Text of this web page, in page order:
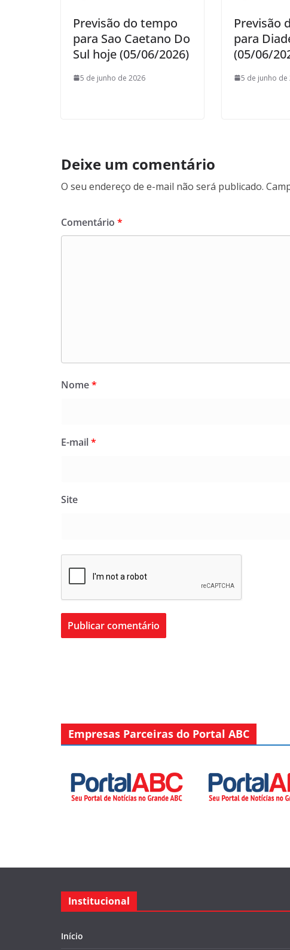
Previsão do tempo
para Sao Caetano Do
Sul hoje (05/06/2026)
5 de junho de 2026
Previsão
para
(05/06/
5 de junho de
Deixe um comentário
O seu endereço de e-mail não será publicado.
Comentário *
Nome*
E-mail*
Site
Empresas Parceiras do Portal ABC
Institucional
Início